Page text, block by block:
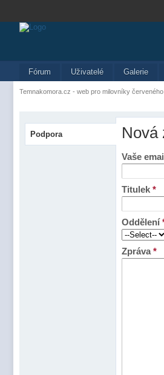
Fórum Uživatelé Galerie
Temnakomora.cz - web pro milovníky
Podpora Nová
Vaše
Titulek *
Oddělení
Zpráva*